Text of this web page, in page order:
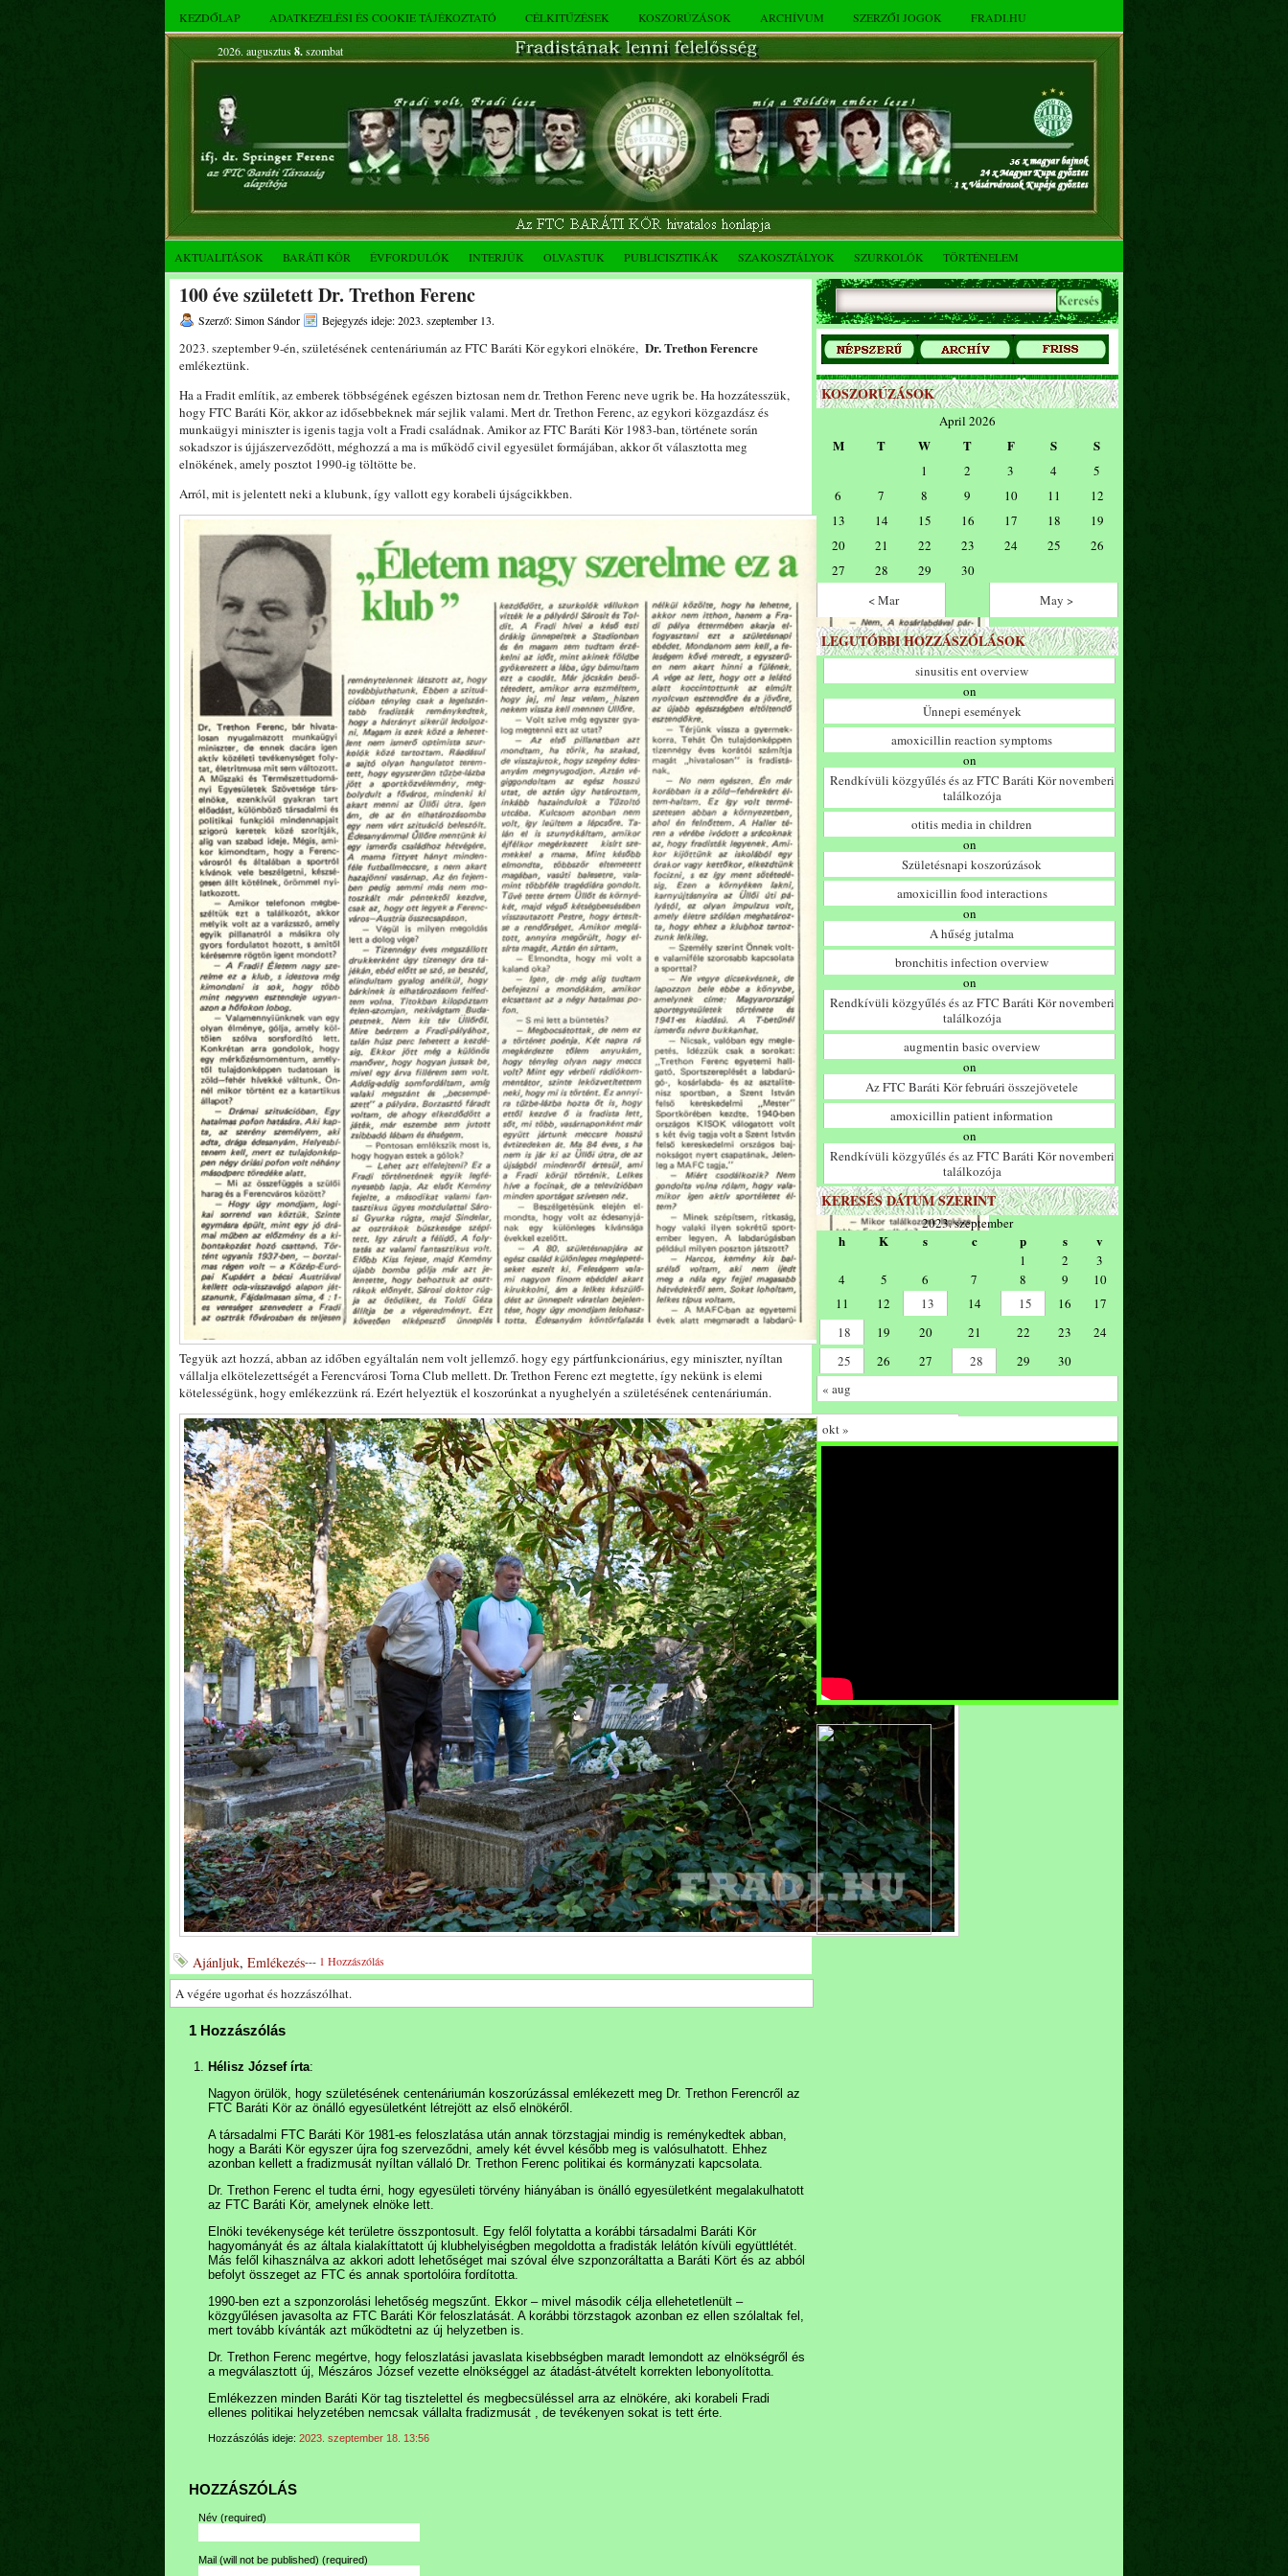
KEZDŐLAP ADATKEZELÉSI ÉS COOKIE TÁJÉKOZTATÓ CÉLKITŰZÉSEK KOSZORÚZÁSOK ARCHÍVUM SZERZŐI JOGOK FRADI.HU
2026. augusztus 8.szombat
AKTUALITÁSOK BARÁTI KÖR ÉVFORDULÓK INTERJÚK OLVASTUK PUBLICISZTIKÁK SZAKOSZTÁLYOK SZURKOLÓK TÖRTÉNELEM
100 éve született Dr. Trethon Ferenc
Szerző: Simon Sándor Bejegyzés ideje: 2023. szeptember 13.
2023. szeptember 9-én, születésének centenáriumán az FTC Baráti Kör egykori elnökére, Dr. Trethon Ferencre
emlékeztünk.
Ha a Fradit említik, az emberek többségének egészen biztosan nem dr. Trethon Ferenc neve ugrik be. Ha hozzátesszük,
hogy FTC Baráti Kör, akkor az idősebbeknek már sejlik valami. Mert dr. Trethon Ferenc, az egykori közgazdász és
munkaügyi miniszter is igenis tagja volt a Fradi családnak. Amikor az FTC Baráti Kör 1983-ban, története során
sokadszor is újjászerveződött, méghozzá a ma is működő civil egyesület formájában, akkor őt választotta meg
elnökének, amely posztot 1990-ig töltötte be.
Arról, mit is jelentett neki a klubunk, így vallott egy korabeli újságcikkben.
Tegyük azt hozzá, abban az időben egyáltalán nem volt jellemző. hogy egy pártfunkcionárius, egy miniszter, nyíltan
vállalja elkötelezettségét a Ferencvárosi Torna Club mellett. Dr. Trethon Ferenc ezt megtette, így nekünk is elemi
kötelességünk, hogy emlékezzünk rá. Ezért helyeztük el koszorúnkat a nyughelyén a születésének centenáriumán.
Ajánljuk, Emlékezés--- 1 Hozzászólás
A végére ugorhat és hozzászólhat.
1 Hozzászólás
Hélisz József írta:
Nagyon örülök, hogy születésének centenáriumán koszorúzással emlékezett meg Dr. Trethon Ferencről az
FTC Baráti Kör az önálló egyesületként létrejött az első elnökéről.
A társadalmi FTC Baráti Kör 1981-es feloszlatása után annak törzstagjai mindig is reménykedtek abban,
hogy a Baráti Kör egyszer újra fog szerveződni, amely két évvel később meg is valósulhatott. Ehhez
azonban kellett a fradizmusát nyíltan vállaló Dr. Trethon Ferenc politikai és kormányzati kapcsolata.
Dr. Trethon Ferenc el tudta érni, hogy egyesületi törvény hiányában is önálló egyesületként megalakulhatott
az FTC Baráti Kör, amelynek elnöke lett.
Elnöki tevékenysége két területre összpontosult. Egy felől folytatta a korábbi társadalmi Baráti Kör
hagyományát és az általa kialakíttatott új klubhelyiségben megoldotta a fradisták lelátón kívüli együttlétét.
Más felől kihasználva az akkori adott lehetőséget mai szóval élve szponzoráltatta a Baráti Kört és az abból
befolyt összeget az FTC és annak sportolóira fordította.
1990-ben ezt a szponzorolási lehetőség megszűnt. Ekkor – mivel második célja ellehetetlenült –
közgyűlésen javasolta az FTC Baráti Kör feloszlatását. A korábbi törzstagok azonban ez ellen szólaltak fel,
mert tovább kívánták azt működtetni az új helyzetben is.
Dr. Trethon Ferenc megértve, hogy feloszlatási javaslata kisebbségben maradt lemondott az elnökségről és
a megválasztott új, Mészáros József vezette elnökséggel az átadást-átvételt korrekten lebonyolította.
Emlékezzen minden Baráti Kör tag tisztelettel és megbecsüléssel arra az elnökére, aki korabeli Fradi
ellenes politikai helyzetében nemcsak vállalta fradizmusát , de tevékenyen sokat is tett érte.
Hozzászólás ideje: 2023. szeptember 18. 13:56
HOZZÁSZÓLÁS
Név (required)
Mail (will not be published) (required)
KOSZORÚZÁSOK
April 2026
M T W T F S S
1 2 3 4
5
6
7 8 9 10 11
12
13
14 15 16 17 18
19
20
21 22 23 24 25
26
27
28 29
30
< Mar
May >
LEGUTÓBBI HOZZÁSZÓLÁSOK
sinusitis ent overview
on
Ünnepi események
amoxicillin reaction symptoms
on
Rendkívüli közgyűlés és az FTC Baráti Kör novemberi
találkozója
otitis media in children
on
Születésnapi koszorúzások
amoxicillin food interactions
on
A hűség jutalma
bronchitis infection overview
on
Rendkívüli közgyűlés és az FTC Baráti Kör novemberi
találkozója
augmentin basic overview
on
Az FTC Baráti Kör februári összejövetele
amoxicillin patient information
on
Rendkívüli közgyűlés és az FTC Baráti Kör novemberi
találkozója
KERESÉS DÁTUM SZERINT
2023. szeptember
h K s c p s v
1 2
3
4
5 6 7 8 9
10
11
12 13 14 15 16
17
18
19 20 21 22 23
24
25
26 27 28 29
30
« aug
okt »